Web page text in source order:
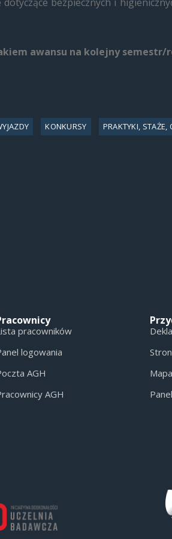
awansu na kolejny semestr/
KONKURSY PRAKTYKI, STAŻE,
pracowników
logowania
AGH
AGH